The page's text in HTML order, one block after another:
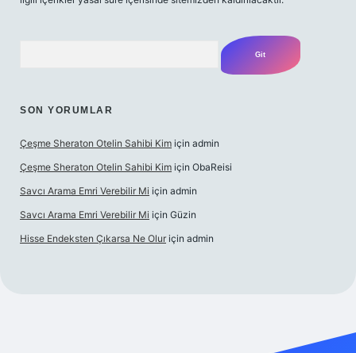
SON YORUMLAR
Çeşme Sheraton Otelin Sahibi Kim için admin
Çeşme Sheraton Otelin Sahibi Kim için ObaReisi
Savcı Arama Emri Verebilir Mi için admin
Savcı Arama Emri Verebilir Mi için Güzin
Hisse Endeksten Çıkarsa Ne Olur için admin